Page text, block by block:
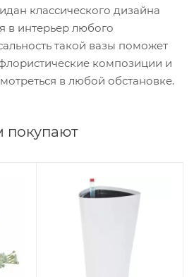
классического дизайна
в интерьер любого
такой вазы поможет
композиции и
в любой обстановке.
покупают